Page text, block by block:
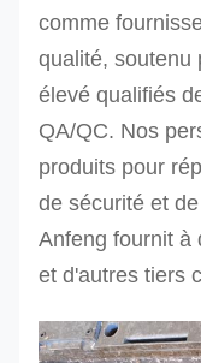
comme
qualité, soutenu
élevé qualifiés
QA/QC. Nos
produits pour
de sécurité et
Anfeng fournit à
et d'autres tiers